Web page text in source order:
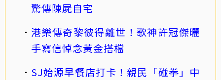
驚傳陳屍自宅
港樂傳奇黎彼得離世！歌神許冠傑曬
手寫信悼念黃金搭檔
SJ始源早餐店打卡！親民「碰拳」中